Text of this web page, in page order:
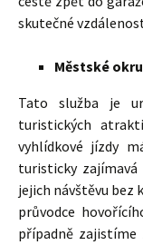
skutečné
Městské
Tato služba je
turistických
vyhlídkové jízdy
turisticky
jejich návštěvu bez
průvodce
případně zajistíme